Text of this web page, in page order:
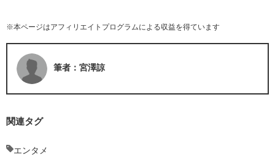
※本ページはアフィリエイトプログラムによる収益を得ています
筆者：宮澤諒
関連タグ
エンタメ